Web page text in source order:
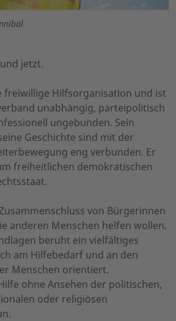
jetzt.
freiwillige Hilfsorganisation und ist
unabhängig, parteipolitisch
ungebunden. Sein
Geschichte sind mit der
eng verbunden. Er
freiheitlichen demokratischen
von Bürgerinnen
anderen Menschen helfen wollen.
beruht ein vielfältiges
am Hilfebedarf und an den
Menschen orientiert.
ohne Ansehen der politischen,
oder religiösen